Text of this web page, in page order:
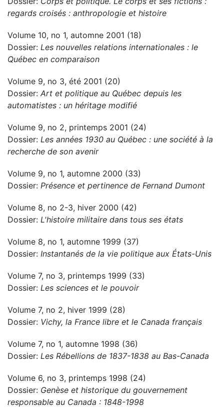
regards croisés : anthropologie et histoire
Volume 10, no 1, automne 2001 (18)
Dossier: Les nouvelles relations internationales : le
Québec en comparaison
Volume 9, no 3, été 2001 (20)
Dossier: Art et politique au Québec depuis les
automatistes : un héritage modifié
Volume 9, no 2, printemps 2001 (24)
Dossier: Les années 1930 au Québec : une société à la
recherche de son avenir
Volume 9, no 1, automne 2000 (33)
Dossier: Présence et pertinence de Fernand Dumont
Volume 8, no 2-3, hiver 2000 (42)
Dossier: L'histoire militaire dans tous ses états
Volume 8, no 1, automne 1999 (37)
Dossier: Instantanés de la vie politique aux États-Unis
Volume 7, no 3, printemps 1999 (33)
Dossier: Les sciences et le pouvoir
Volume 7, no 2, hiver 1999 (28)
Dossier: Vichy, la France libre et le Canada français
Volume 7, no 1, automne 1998 (36)
Dossier: Les Rébellions de 1837-1838 au Bas-Canada
Volume 6, no 3, printemps 1998 (24)
Dossier: Genèse et historique du gouvernement
responsable au Canada : 1848-1998